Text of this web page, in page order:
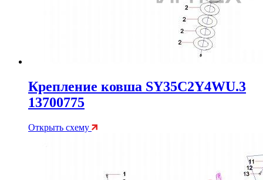
Крепление ковша SY35C2Y4WU.3
13700775
Открыть схему